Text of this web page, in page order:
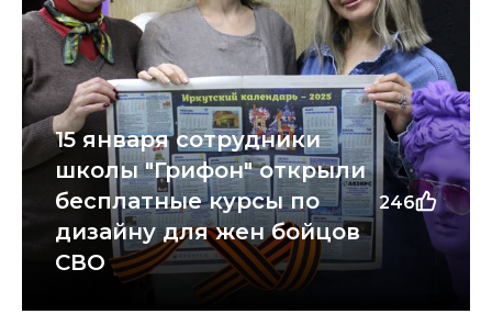
15 января сотрудники
школы "Грифон" открыли
бесплатные курсы по
дизайну для жен бойцов
СВО
246